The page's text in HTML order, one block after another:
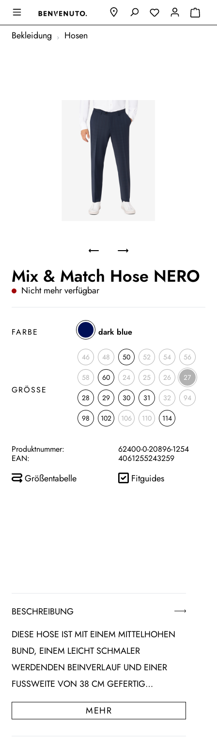
Bekleidung Hosen
Mix & Match Hose NERO
Nicht mehr verfügbar
FARBE dark blue
GRÖSSE
46 48 50 52 54 56
58 60 24 25 26 27
28 29 30 31 32 94
98 102 106 110 114
Produktnummer:
62400-0-20896-1254
EAN:
4061255243259
Größentabelle Fitguides
BESCHREIBUNG
DIESE HOSE IST MIT EINEM MITTELHOHEN
BUND, EINEM LEICHT SCHMALER
WERDENDEN BEINVERLAUF UND EINER
FUSSWEITE VON 38 CM GEFERTIG…
MEHR